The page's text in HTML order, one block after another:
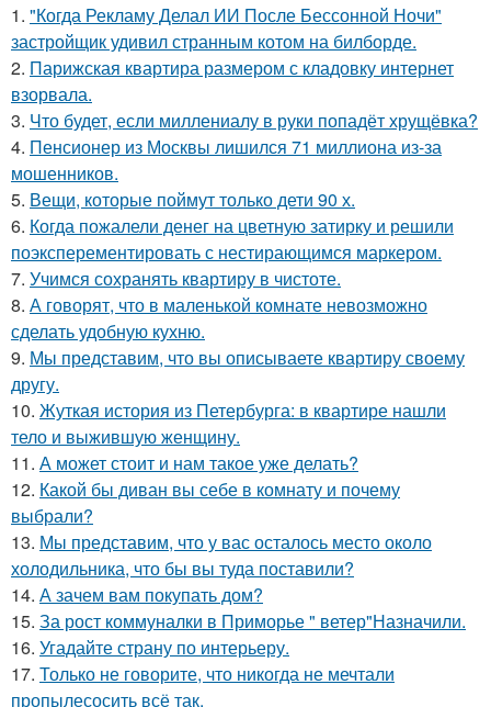
1. "Когда Рекламу Делал ИИ После Бессонной Ночи"
застройщик удивил странным котом на билборде.
2. Парижская квартира размером с кладовку интернет
взорвала.
3. Что будет, если миллениалу в руки попадёт хрущёвка?
4. Пенсионер из Москвы лишился 71 миллиона из-за
мошенников.
5. Вещи, которые поймут только дети 90 х.
6. Когда пожалели денег на цветную затирку и решили
поэксперементировать с нестирающимся маркером.
7. Учимся сохранять квартиру в чистоте.
8. А говорят, что в маленькой комнате невозможно
сделать удобную кухню.
9. Мы представим, что вы описываете квартиру своему
другу.
10. Жуткая история из Петербурга: в квартире нашли
тело и выжившую женщину.
11. А может стоит и нам такое уже делать?
12. Какой бы диван вы себе в комнату и почему
выбрали?
13. Мы представим, что у вас осталось место около
холодильника, что бы вы туда поставили?
14. А зачем вам покупать дом?
15. За рост коммуналки в Приморье " ветер"Назначили.
16. Угадайте страну по интерьеру.
17. Только не говорите, что никогда не мечтали
пропылесосить всё так.